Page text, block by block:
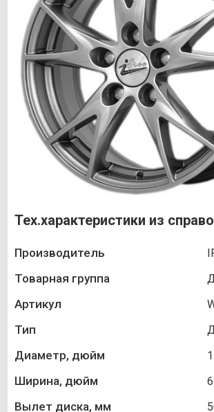
Тех.характеристики из
Производитель
Товарная группа
Артикул
Тип
Диаметр, дюйм
Ширина, дюйм
Вылет диска, мм